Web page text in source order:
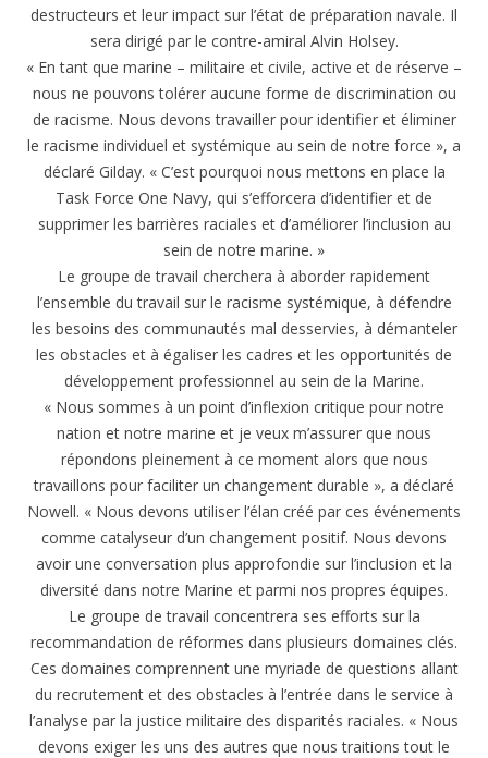
destructeurs et leur impact sur l’état de préparation navale. Il
sera dirigé par le contre-amiral Alvin Holsey.
« En tant que marine – militaire et civile, active et de réserve –
nous ne pouvons tolérer aucune forme de discrimination ou
de racisme. Nous devons travailler pour identifier et éliminer
le racisme individuel et systémique au sein de notre force », a
déclaré Gilday. « C’est pourquoi nous mettons en place la
Task Force One Navy, qui s’efforcera d’identifier et de
supprimer les barrières raciales et d’améliorer l’inclusion au
sein de notre marine. »
Le groupe de travail cherchera à aborder rapidement
l’ensemble du travail sur le racisme systémique, à défendre
les besoins des communautés mal desservies, à démanteler
les obstacles et à égaliser les cadres et les opportunités de
développement professionnel au sein de la Marine.
« Nous sommes à un point d’inflexion critique pour notre
nation et notre marine et je veux m’assurer que nous
répondons pleinement à ce moment alors que nous
travaillons pour faciliter un changement durable », a déclaré
Nowell. « Nous devons utiliser l’élan créé par ces événements
comme catalyseur d’un changement positif. Nous devons
avoir une conversation plus approfondie sur l’inclusion et la
diversité dans notre Marine et parmi nos propres équipes.
Le groupe de travail concentrera ses efforts sur la
recommandation de réformes dans plusieurs domaines clés.
Ces domaines comprennent une myriade de questions allant
du recrutement et des obstacles à l’entrée dans le service à
l’analyse par la justice militaire des disparités raciales. « Nous
devons exiger les uns des autres que nous traitions tout le